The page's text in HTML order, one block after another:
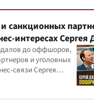
санкционных
интересах Сергея
до "ФАРМАСЕЛ"
до оффшоров,
и уголовных
связи Сергея
через